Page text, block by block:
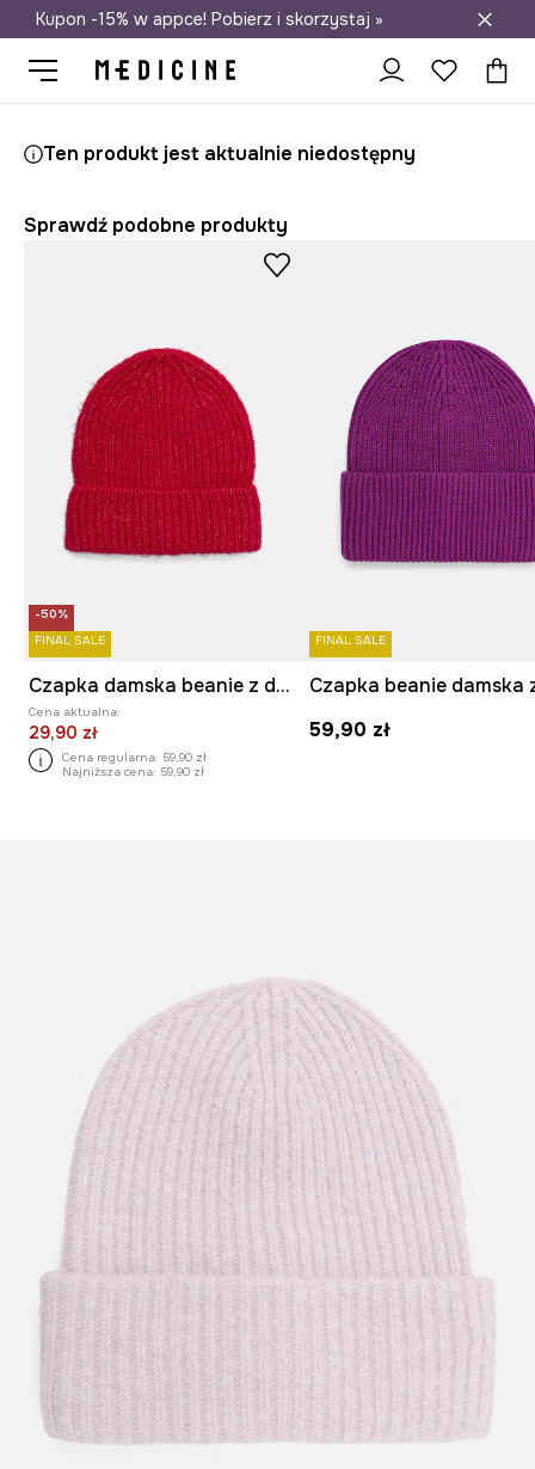
Darmowa dostawa do salonów
Kupon -15% w appce! Pobierz i skorzystaj »
Ten produkt jest aktualnie niedostępny
Sprawdź podobne produkty
-50%
FINAL SALE
Czapka damska beanie z domieszką wełny
Cena aktualna:
29,90 zł
Cena regularna: 59,90 zł
Najniższa cena: 59,90 zł
FINAL SALE
59,90 zł